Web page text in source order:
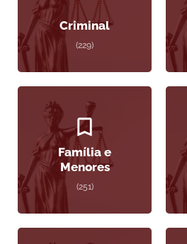
Criminal
(229)
Família e
Menores
(251)